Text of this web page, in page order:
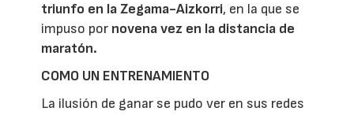
triunfo en la Zegama-Aizkorri, en la que se
impuso por novena vez en la distancia de
maratón.
COMO UN ENTRENAMIENTO
La ilusión de ganar se pudo ver en sus redes